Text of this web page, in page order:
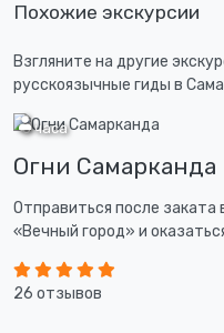
Похожие экскурсии
Взгляните на другие
русскоязычные гиды в
3 часа
Огни Самарканда
Отправиться после заката
«Вечный город» и
26 отзывов